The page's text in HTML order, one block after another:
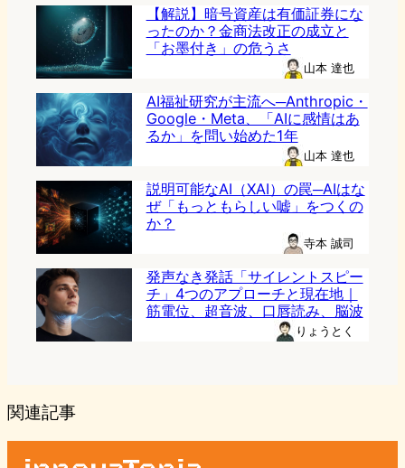
【解説】暗号資産は有価証券にな
ったのか？金商法改正の成立と
「お墨付き」の危うさ
山本 達也
AI福祉研究が主流へ─Anthropic・
Google・Meta、「AIに感情はあ
るか」を問い始めた1年
山本 達也
説明可能なAI（XAI）の罠─AIはな
ぜ「もっともらしい嘘」をつくの
か？
寺本 誠司
発声なき発話「サイレントスピー
チ」4つのアプローチと現在地｜
筋電位、超音波、口唇読み、脳波
りょうとく
関連記事